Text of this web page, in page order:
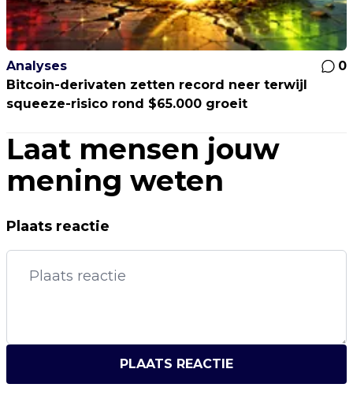
Analyses
0
Bitcoin-derivaten zetten record neer terwijl
squeeze-risico rond $65.000 groeit
Laat mensen jouw
mening weten
Plaats reactie
PLAATS REACTIE